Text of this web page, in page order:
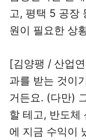
고, 평택 5 공장
원이 필요한 상
[김양팽 / 산업
과를 받는 것이
거든요. (다만)
할 테고, 반도체
에 지금 수익이